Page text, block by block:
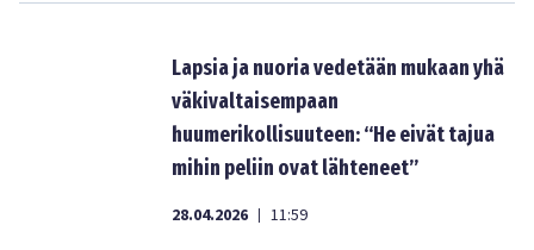
Lapsia ja nuoria vedetään mukaan yhä
väkivaltaisempaan
huumerikollisuuteen: “He eivät tajua
mihin peliin ovat lähteneet”
28.04.2026 | 11:59